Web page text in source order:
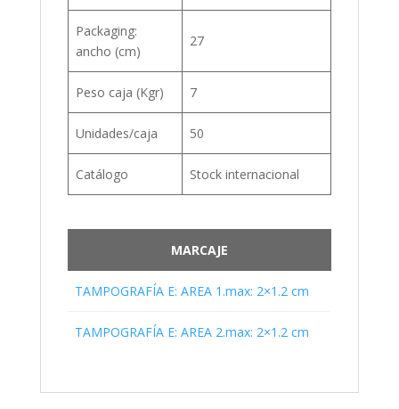
Packaging:
ancho (cm)
27
Peso caja (Kgr) 7
Unidades/caja 50
Catálogo Stock internacional
MARCAJE
TAMPOGRAFÍA E: AREA 1.max: 2×1.2 cm
TAMPOGRAFÍA E: AREA 2.max: 2×1.2 cm